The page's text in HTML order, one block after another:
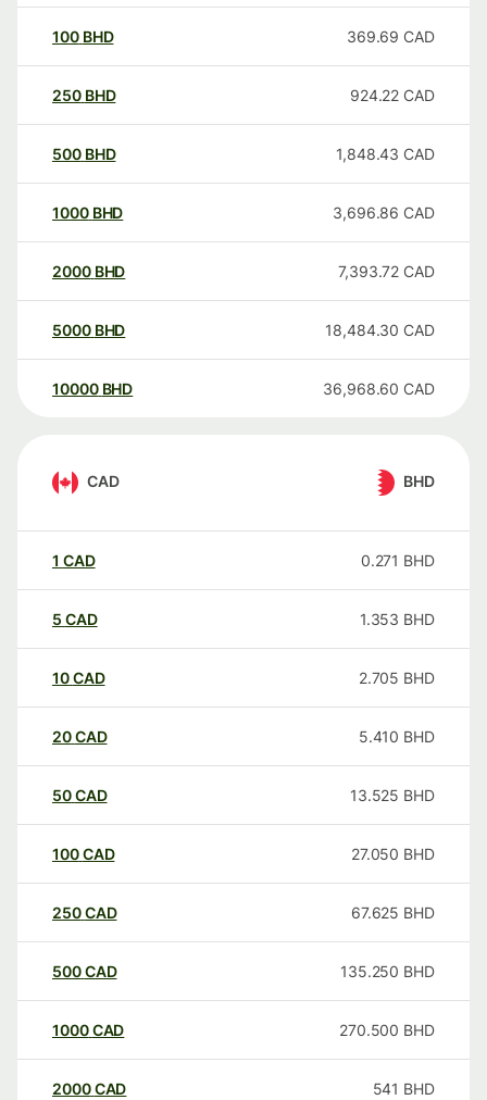
100 BHD 369.69 CAD
250 BHD 924.22 CAD
500 BHD 1,848.43 CAD
1000 BHD 3,696.86 CAD
2000 BHD 7,393.72 CAD
5000 BHD 18,484.30 CAD
10000 BHD 36,968.60 CAD
CAD BHD
1 CAD 0.271 BHD
5 CAD 1.353 BHD
10CAD 2.705 BHD
20CAD 5.410 BHD
50CAD 13.525 BHD
100CAD 27.050 BHD
250CAD 67.625 BHD
500CAD 135.250 BHD
1000CAD 270.500 BHD
2000CAD 541 BHD